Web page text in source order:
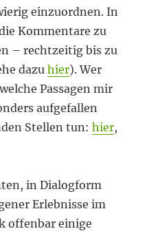
einzuordnen. In
Kommentare zu
– rechtzeitig bis zu
dazuhier). Wer
Passagen mir
aufgefallen
Stellen tun:hier,
in Dialogform
Erlebnisse im
offenbar einige